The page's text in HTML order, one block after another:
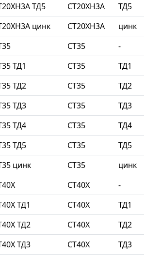
ТД5 СТ20ХН3А ТД5
цинк СТ20ХН3А цинк
СТ35 -
ТД1 СТ35 ТД1
ТД2 СТ35 ТД2
ТД3 СТ35 ТД3
ТД4 СТ35 ТД4
ТД5 СТ35 ТД5
цинк СТ35 цинк
СТ40Х -
ТД1 СТ40Х ТД1
ТД2 СТ40Х ТД2
ТД3 СТ40Х ТД3